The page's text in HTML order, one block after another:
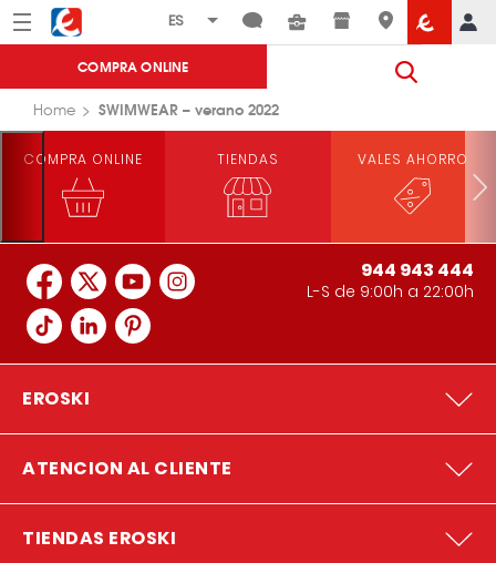
Menú Eroski
COMPRA ONLINE
Home SWIMWEAR – verano 2022
COMPRA ONLINE TIENDAS VALES AHORRO
944 943 444
L-S de 9:00h a 22:00h
EROSKI
ATENCION AL CLIENTE
TIENDAS EROSKI